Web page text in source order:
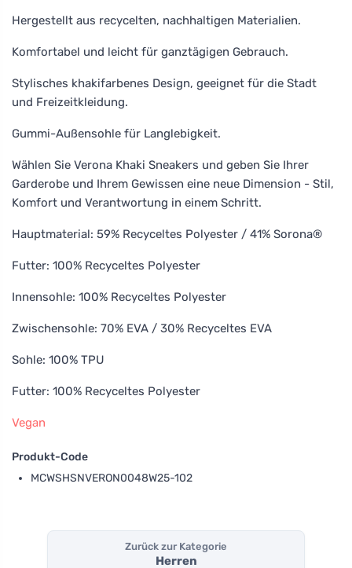
Hergestellt aus recycelten, nachhaltigen Materialien.
Komfortabel und leicht für ganztägigen Gebrauch.
Stylisches khakifarbenes Design, geeignet für die Stadt
und Freizeitkleidung.
Gummi-Außensohle für Langlebigkeit.
Wählen Sie Verona Khaki Sneakers und geben Sie Ihrer
Garderobe und Ihrem Gewissen eine neue Dimension - Stil,
Komfort und Verantwortung in einem Schritt.
Hauptmaterial: 59% Recyceltes Polyester / 41% Sorona®
Futter: 100% Recyceltes Polyester
Innensohle: 100% Recyceltes Polyester
Zwischensohle: 70% EVA / 30% Recyceltes EVA
Sohle: 100% TPU
Futter: 100% Recyceltes Polyester
Vegan
Produkt-Code
MCWSHSNVERON0048W25-102
Zurück zur Kategorie
Herren